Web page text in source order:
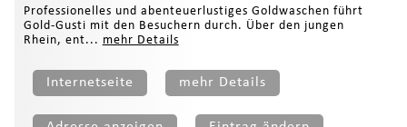
Professionelles und abenteuerlustiges Goldwaschen führt
Gold-Gusti mit den Besuchern durch. Über den jungen
Rhein, ent... mehr Details
Internetseite mehr Details